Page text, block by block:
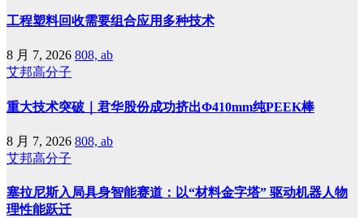
工程塑料回收需要组合应用多种技术
8 月 7, 2026 808, ab
艾邦高分子
重大技术突破｜君华股份成功挤出Φ410mm纯PEEK棒
8 月 7, 2026 808, ab
艾邦高分子
塞拉尼斯入局具身智能赛道：以“材料金字塔” 驱动机器人物
理性能跃迁